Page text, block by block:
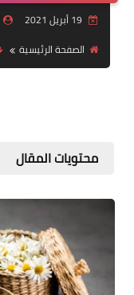
الصفحة الرئيسية
محتويات المقال